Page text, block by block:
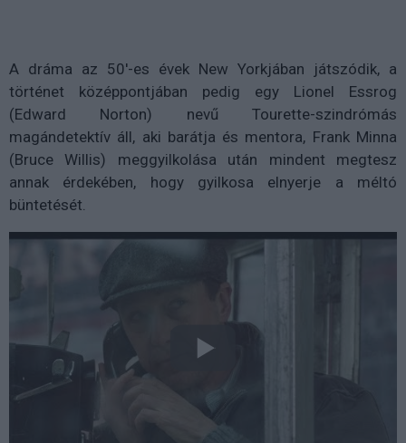
A dráma az 50'-es évek New Yorkjában játszódik, a
történet középpontjában pedig egy Lionel Essrog
(Edward Norton) nevű Tourette-szindrómás
magándetektív áll, aki barátja és mentora, Frank Minna
(Bruce Willis) meggyilkolása után mindent megtesz
annak érdekében, hogy gyilkosa elnyerje a méltó
büntetését.